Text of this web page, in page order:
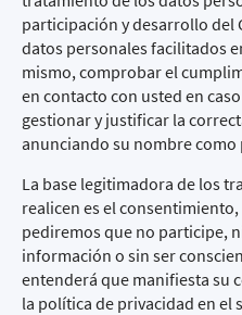
participación y desarrollo del
datos personales facilitados
mismo, comprobar el
en contacto con usted en
gestionar y justificar la
anunciando su nombre como
La base legitimadora de los
realicen es el
pediremos que no participe,
información o sin ser
entenderá que manifiesta su
la política de privacidad en el